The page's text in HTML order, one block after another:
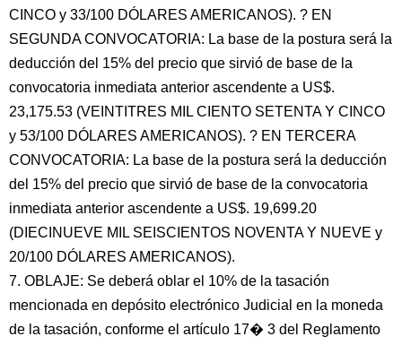
CINCO y 33/100 DÓLARES AMERICANOS). ? EN
SEGUNDA CONVOCATORIA: La base de la postura será la
deducción del 15% del precio que sirvió de base de la
convocatoria inmediata anterior ascendente a US$.
23,175.53 (VEINTITRES MIL CIENTO SETENTA Y CINCO
y 53/100 DÓLARES AMERICANOS). ? EN TERCERA
CONVOCATORIA: La base de la postura será la deducción
del 15% del precio que sirvió de base de la convocatoria
inmediata anterior ascendente a US$. 19,699.20
(DIECINUEVE MIL SEISCIENTOS NOVENTA Y NUEVE y
20/100 DÓLARES AMERICANOS).
7. OBLAJE: Se deberá oblar el 10% de la tasación
mencionada en depósito electrónico Judicial en la moneda
de la tasación, conforme el artículo 17� 3 del Reglamento